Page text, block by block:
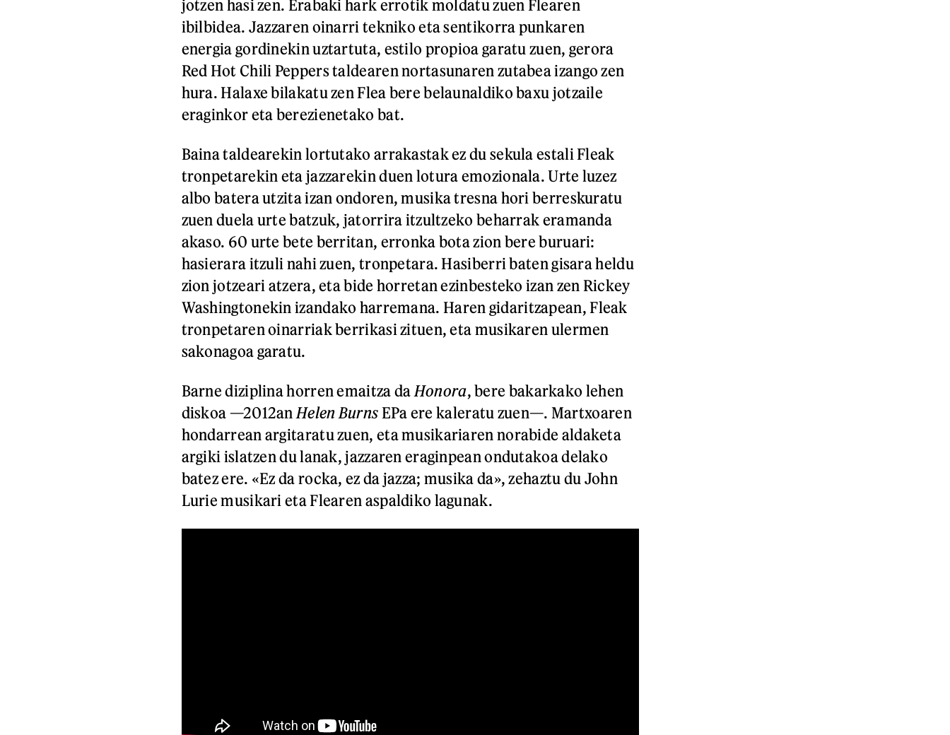
jotzen hasi zen. Erabaki hark errotik moldatu zuen Flearen
ibilbidea. Jazzaren oinarri tekniko eta sentikorra punkaren
energia gordinekin uztartuta, estilo propioa garatu zuen, gerora
Red Hot Chili Peppers taldearen nortasunaren zutabea izango zen
hura. Halaxe bilakatu zen Flea bere belaunaldiko baxu jotzaile
eraginkor eta berezienetako bat.
Baina taldearekin lortutako arrakastak ez du sekula estali Fleak
tronpetarekin eta jazzarekin duen lotura emozionala. Urte luzez
albo batera utzita izan ondoren, musika tresna hori berreskuratu
zuen duela urte batzuk, jatorrira itzultzeko beharrak eramanda
akaso. 60 urte bete berritan, erronka bota zion bere buruari:
hasierara itzuli nahi zuen, tronpetara. Hasiberri baten gisara heldu
zion jotzeari atzera, eta bide horretan ezinbesteko izan zen Rickey
Washingtonekin izandako harremana. Haren gidaritzapean, Fleak
tronpetaren oinarriak berrikasi zituen, eta musikaren ulermen
sakonagoa garatu.
Barne diziplina horren emaitza da Honora, bere bakarkako lehen
diskoa —2012an Helen Burns EPa ere kaleratu zuen—. Martxoaren
hondarrean argitaratu zuen, eta musikariaren norabide aldaketa
argiki islatzen du lanak, jazzaren eraginpean ondutakoa delako
batez ere. «Ez da rocka, ez da jazza; musika da», zehaztu du John
Lurie musikari eta Flearen aspaldiko lagunak.